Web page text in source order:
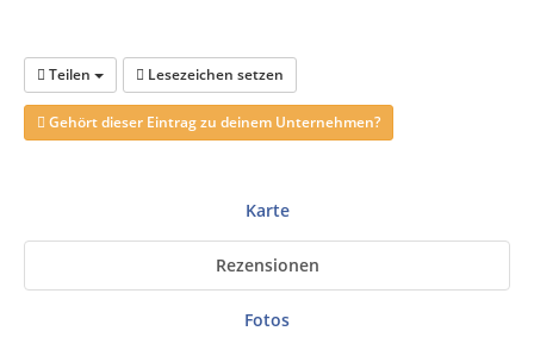
Teilen Lesezeichen setzen
Gehört dieser Eintrag zu deinem Unternehmen?
Karte
Rezensionen
Fotos